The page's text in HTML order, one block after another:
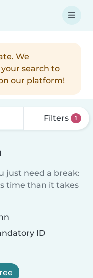
We
search to
our platform!
Filters 1
just need a break:
time than it takes
ID